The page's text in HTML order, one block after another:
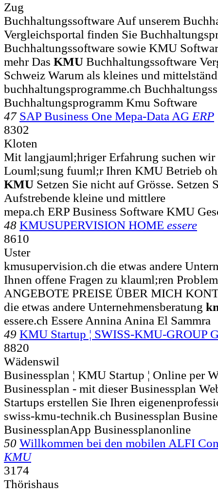
Zug
Buchhaltungssoftware Auf unserem
Vergleichsportal finden Sie
Buchhaltungssoftware sowie KMU
mehr Das KMU Buchhaltungssoftware
Schweiz Warum als kleines und
buchhaltungsprogramme.ch
Buchhaltungsprogramm Kmu Software
47 SAP Business One Mepa-Data AG ERP
8302
Kloten
Mit langjauml;hriger Erfahrung suchen wir
Louml;sung fuuml;r Ihren KMU Betrieb
KMU Setzen Sie nicht auf Grösse. Setzen
Aufstrebende kleine und mittlere
mepa.ch ERP Business Software KMU
48 KMUSUPERVISION HOME essere
8610
Uster
kmusupervision.ch die etwas andere
Ihnen offene Fragen zu klauml;ren
ANGEBOTE PREISE ÜBER MICH
die etwas andere Unternehmensberatung
essere.ch Essere Annina Anina El Sammra
49 KMU Startup ¦ SWISS-KMU-GROUP
8820
Wädenswil
Businessplan ¦ KMU Startup ¦ Online per
Businessplan - mit dieser Businessplan
Startups erstellen Sie Ihren
swiss-kmu-technik.ch Businessplan
BusinessplanApp Businessplanonline
50 Willkommen bei den mobilen ALFI
KMU
3174
Thörishaus